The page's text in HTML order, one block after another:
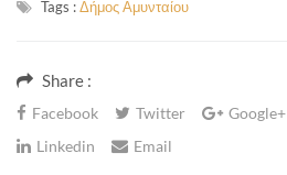
Tags :Δήμος Αμυνταίου
Share :
Facebook Twitter Google+
Linkedin
Email